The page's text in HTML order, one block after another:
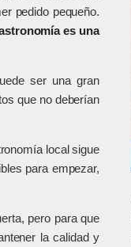
pedido pequeño.
es una
ser una gran
que no deberían
local sigue
para empezar,
pero para que
la calidad y